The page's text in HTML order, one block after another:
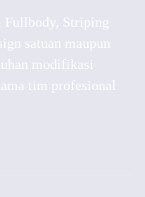
Fullbody, Striping
satuan maupun
modifikasi
tim profesional